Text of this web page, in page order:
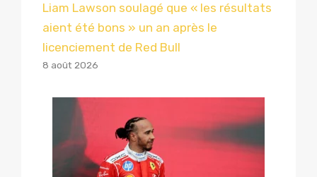
Liam Lawson soulagé que « les résultats
aient été bons » un an après le
licenciement de Red Bull
8 août 2026